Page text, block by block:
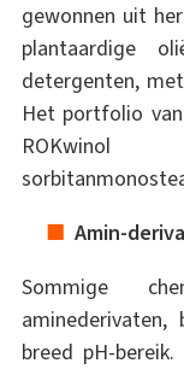
gewonnen uit
plantaardige
detergenten,
Het portfolio
ROKwinol
Amin-
Sommige
breed pH-